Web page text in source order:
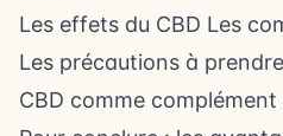
Les effets du CBD Les
Les précautions à
CBD comme